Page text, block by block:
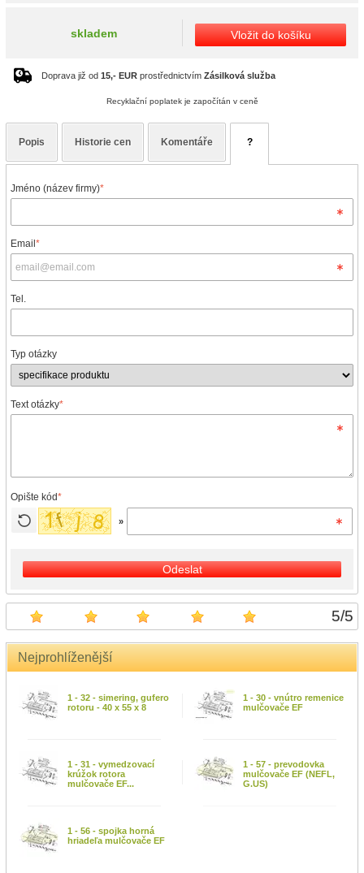
5/5
Nejprohlíženější
1 - 32 - simering, gufero
rotoru - 40 x 55 x 8
1 - 30 - vnútro remenice
mulčovače EF
1 - 31 - vymedzovací
krúžok rotora
mulčovače EF...
1 - 57 - prevodovka
mulčovače EF (NEFL,
G.US)
1 - 56 - spojka horná
hriadeľa mulčovače EF
skladem Vložit do košíku
Doprava již od 15,- EUR prostřednictvím Zásilková služba
Recyklační poplatek je započítán v ceně
Popis Historie cen Komentáře ?
Jméno (název firmy)*
Email *
Tel.
Typ otázky
Text otázky*
Opište kód*
»
Odeslat